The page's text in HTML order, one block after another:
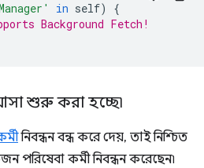
in self)
{
Background Fetch!
শুরু করা হচ্ছে৷
নিবন্ধন বন্ধ করে দেয়, তাই নিশ্চিত
কর্মী নিবন্ধন করেছেন৷